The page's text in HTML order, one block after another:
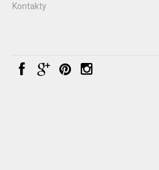
Kontakty